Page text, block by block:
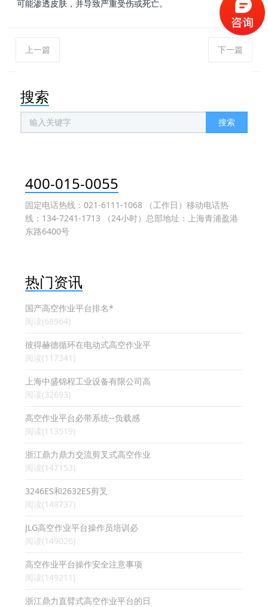
可能渗透皮肤，并导致严重受伤或死亡。
上一篇 下一篇
搜索
搜索
400-015-0055
固定电话热线：021-6111-1068 （工作日）移动电话热
线：134-7241-1713 （24小时）总部地址：上海青浦盈港
东路6400号
热门资讯
国产高空作业平台排名*
阅读(68964)
彼得赫德循环在电动式高空作业平
阅读(117341)
上海中盛锦程工业设备有限公司高
阅读(32693)
高空作业平台必带系统--负载感
阅读(113519)
浙江鼎力鼎力交流剪叉式高空作业
阅读(147153)
3246ES和2632ES剪叉
阅读(148737)
JLG高空作业平台操作员培训必
阅读(149026)
高空作业平台操作安全注意事项
阅读(149211)
浙江鼎力直臂式高空作业平台的日